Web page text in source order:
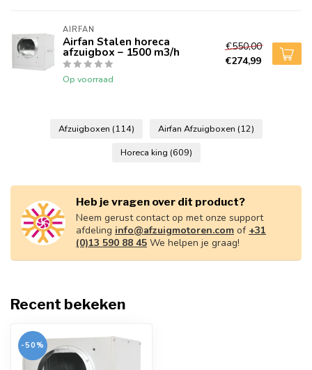
AIRFAN
Airfan Stalen horeca
afzuigbox – 1500 m3/h
Op voorraad
€550,00
€274,99
Afzuigboxen (114) Airfan Afzuigboxen (12)
Horeca king (609)
Heb je vragen over dit product?
Neem gerust contact op met onze support
afdeling info@afzuigmotoren.com of +31
(0)13 590 88 45 We helpen je graag!
Recent bekeken
-50%